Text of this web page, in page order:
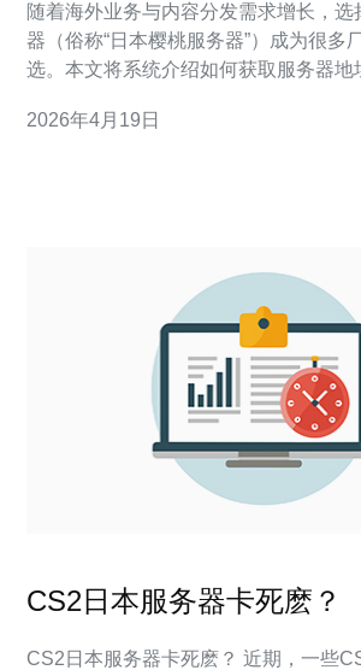
随着海外业务与内容分发需求增长，选
器（俗称“日本樱桃服务器”）成为很多
选。本文将系统介绍如何获取服务器地
与高防DDoS相关要点。 一、如何获取日本樱桃服务器地
2026年4月19日
CS2日本服务器卡死麽？
CS2日本服务器卡死麽？ 近期，一些CS2玩家反映在日本